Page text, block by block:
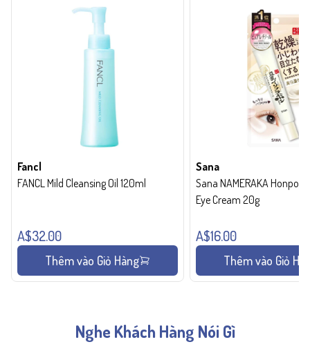
Fancl
FANCL Mild Cleansing Oil 120ml
A$32.00
Thêm vào Giỏ Hàng
Sana
Sana NAMERAKA Honpo
Eye Cream 20g
A$16.00
Thêm vào Giỏ
Nghe Khách Hàng Nói Gì